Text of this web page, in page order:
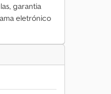
garantia
eletrónico